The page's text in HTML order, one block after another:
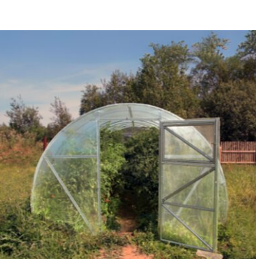
ΠΡΌΣΚΛΗΣΗ
ΓΙΑ
ΑΙΤΉΣΕΙΣ
ΥΠΟΤΡΟΦΙΏΝ